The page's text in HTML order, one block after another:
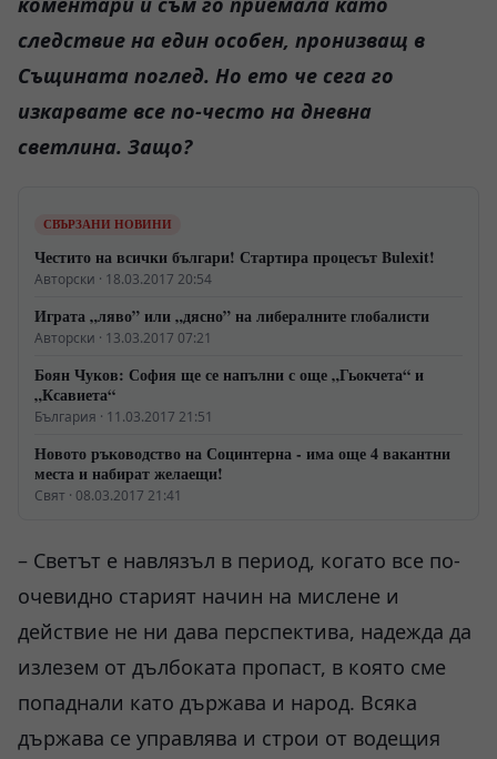
следствие на един особен, пронизващ в
Същината поглед. Но ето че сега го
изкарвате все по-често на дневна
светлина. Защо?
СВЪРЗАНИ НОВИНИ
Честито на всички българи! Стартира процесът Bulеxit!
Авторски · 18.03.2017 20:54
Играта „ляво” или „дясно” на либералните глобалисти
Авторски · 13.03.2017 07:21
Боян Чуков: София ще се напълни с още „Гьокчета“ и
„Ксавиета“
България · 11.03.2017 21:51
Новото ръководство на Социнтерна - има още 4 вакантни
места и набират желаещи!
Свят · 08.03.2017 21:41
– Светът е навлязъл в период, когато все по-
очевидно старият начин на мислене и
действие не ни дава перспектива, надежда да
излезем от дълбоката пропаст, в която сме
попаднали като държава и народ. Всяка
държава се управлява и строи от водещия